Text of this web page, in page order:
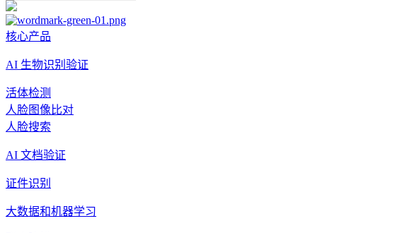
核心产品
AI 生物识别验证
活体检测
人脸图像比对
人脸搜索
AI 文档验证
证件识别
大数据和机器学习